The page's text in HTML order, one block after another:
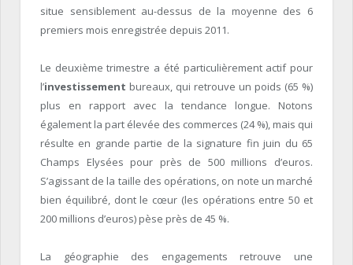
situe sensiblement au-dessus de la moyenne des 6
premiers mois enregistrée depuis 2011.
Le deuxième trimestre a été particulièrement actif pour
l’investissement bureaux, qui retrouve un poids (65 %)
plus en rapport avec la tendance longue. Notons
également la part élevée des commerces (24 %), mais qui
résulte en grande partie de la signature fin juin du 65
Champs Elysées pour près de 500 millions d’euros.
S’agissant de la taille des opérations, on note un marché
bien équilibré, dont le cœur (les opérations entre 50 et
200 millions d’euros) pèse près de 45 %.
La géographie des engagements retrouve une